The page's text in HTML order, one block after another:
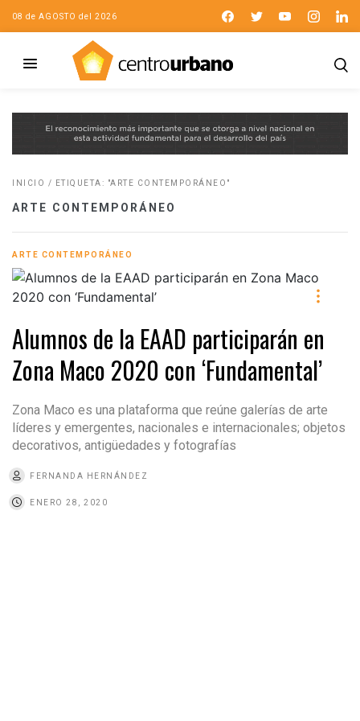
08 de AGOSTO del 2026
INICIO / ETIQUETA: "ARTE CONTEMPORÁNEO"
ARTE CONTEMPORÁNEO
ARTE CONTEMPORÁNEO
Alumnos de la EAAD participarán en
Zona Maco 2020 con ‘Fundamental’
Zona Maco es una plataforma que reúne galerías de arte
líderes y emergentes, nacionales e internacionales; objetos
decorativos, antigüedades y fotografías
FERNANDA HERNÁNDEZ
ENERO 28, 2020